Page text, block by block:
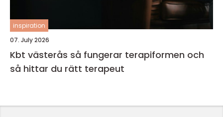
inspiration
07. July 2026
Kbt västerås så fungerar terapiformen och
så hittar du rätt terapeut